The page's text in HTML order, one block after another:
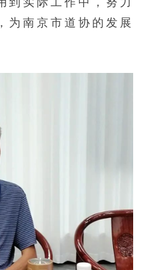
为南京市道协的发展